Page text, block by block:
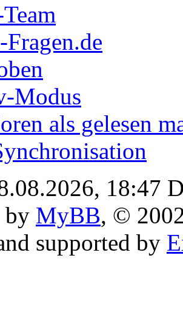
Modus
als gelesen
18:47
by MyBB, ©
supported by